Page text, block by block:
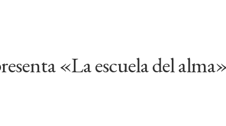
«La escuela del